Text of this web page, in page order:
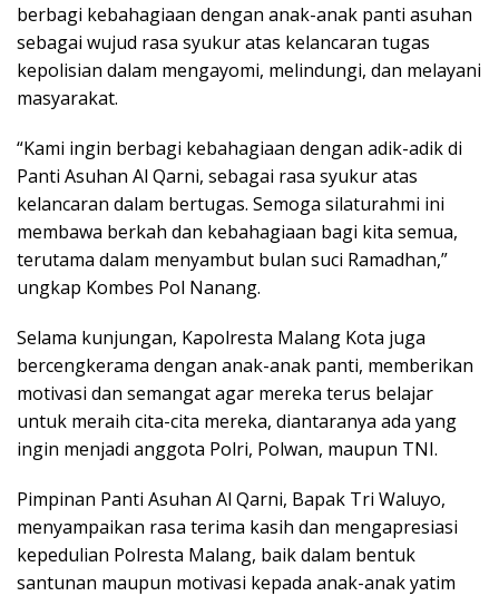
berbagi kebahagiaan dengan anak-anak panti asuhan
sebagai wujud rasa syukur atas kelancaran tugas
kepolisian dalam mengayomi, melindungi, dan melayani
masyarakat.
“Kami ingin berbagi kebahagiaan dengan adik-adik di
Panti Asuhan Al Qarni, sebagai rasa syukur atas
kelancaran dalam bertugas. Semoga silaturahmi ini
membawa berkah dan kebahagiaan bagi kita semua,
terutama dalam menyambut bulan suci Ramadhan,”
ungkap Kombes Pol Nanang.
Selama kunjungan, Kapolresta Malang Kota juga
bercengkerama dengan anak-anak panti, memberikan
motivasi dan semangat agar mereka terus belajar
untuk meraih cita-cita mereka, diantaranya ada yang
ingin menjadi anggota Polri, Polwan, maupun TNI.
Pimpinan Panti Asuhan Al Qarni, Bapak Tri Waluyo,
menyampaikan rasa terima kasih dan mengapresiasi
kepedulian Polresta Malang, baik dalam bentuk
santunan maupun motivasi kepada anak-anak yatim